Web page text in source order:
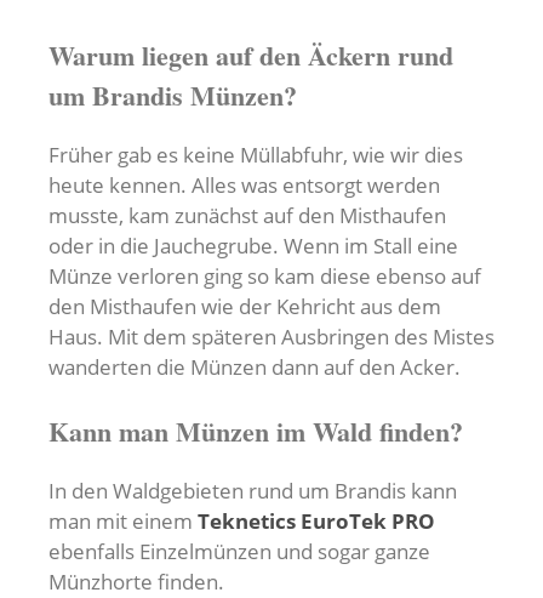
Warum liegen auf den Äckern rund
um Brandis Münzen?
Früher gab es keine Müllabfuhr, wie wir dies
heute kennen. Alles was entsorgt werden
musste, kam zunächst auf den Misthaufen
oder in die Jauchegrube. Wenn im Stall eine
Münze verloren ging so kam diese ebenso auf
den Misthaufen wie der Kehricht aus dem
Haus. Mit dem späteren Ausbringen des Mistes
wanderten die Münzen dann auf den Acker.
Kann man Münzen im Wald finden?
In den Waldgebieten rund um Brandis kann
man mit einem Teknetics EuroTek PRO
ebenfalls Einzelmünzen und sogar ganze
Münzhorte finden.